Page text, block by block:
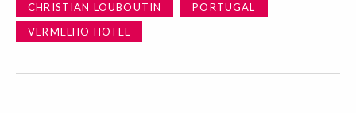
CHRISTIAN LOUBOUTIN
PORTUGAL
VERMELHO HOTEL